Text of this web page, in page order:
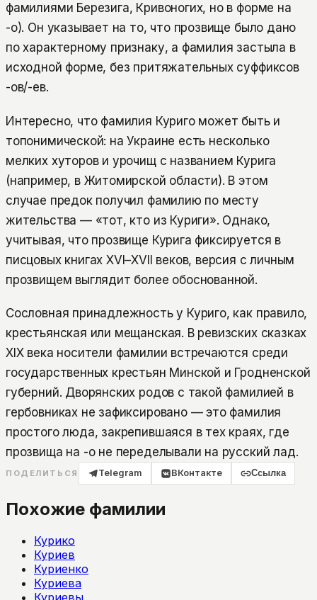
фамилиями Березига, Кривоногих, но в форме на
-о). Он указывает на то, что прозвище было дано
по характерному признаку, а фамилия застыла в
исходной форме, без притяжательных суффиксов
-ов/-ев.
Интересно, что фамилия Куриго может быть и
топонимической: на Украине есть несколько
мелких хуторов и урочищ с названием Курига
(например, в Житомирской области). В этом
случае предок получил фамилию по месту
жительства — «тот, кто из Куриги». Однако,
учитывая, что прозвище Курига фиксируется в
писцовых книгах XVI–XVII веков, версия с личным
прозвищем выглядит более обоснованной.
Сословная принадлежность у Куриго, как правило,
крестьянская или мещанская. В ревизских сказках
XIX века носители фамилии встречаются среди
государственных крестьян Минской и Гродненской
губерний. Дворянских родов с такой фамилией в
гербовниках не зафиксировано — это фамилия
простого люда, закрепившаяся в тех краях, где
прозвища на -о не переделывали на русский лад.
ПОДЕЛИТЬСЯ Telegram ВКонтакте Ссылка
Похожие фамилии
Курико
Куриев
Куриенко
Куриева
Куриевы